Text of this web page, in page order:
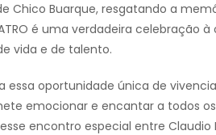
Chico Buarque, resgatando a
é uma verdadeira celebração
vida e de talento.
essa oportunidade única de
emocionar e encantar a todos
encontro especial entre Claudio